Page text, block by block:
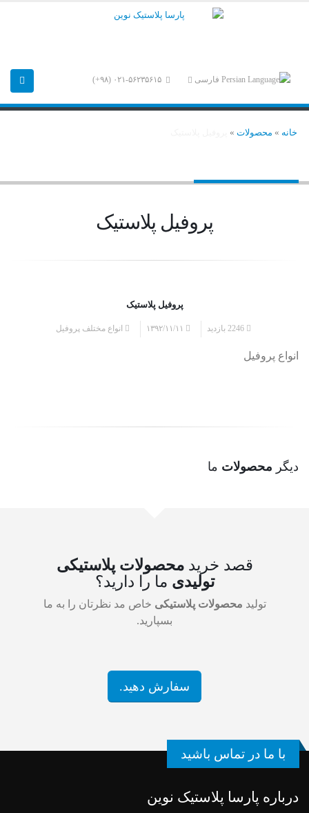
فارسی
خانه » محصولات »
پروفیل پلاستیک
پروفیل پلاستیک
2246 بازدید انواع مختلف پروفیل
انواع پروفیل
دیگر محصولات ما
قصد خریدمحصولات پلاستیکی
تولیدی ما را دارید؟
تولید محصولات پلاستیکی خاص مد نظرتان را به ما
بسپارید.
سفارش دهید.
با ما در تماس باشید
درباره پارسا پلاستیک نوین